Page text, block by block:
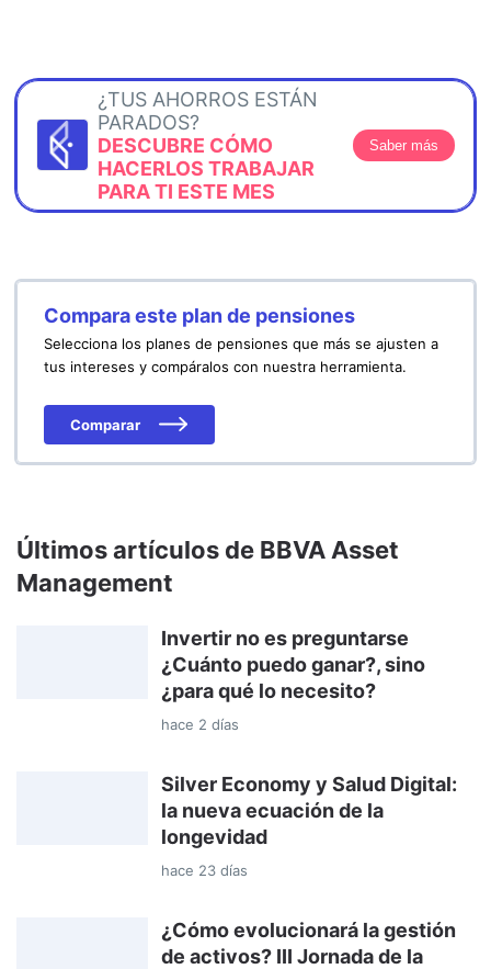
¿TUS AHORROS ESTÁN
PARADOS?
DESCUBRE CÓMO
HACERLOS TRABAJAR
PARA TI ESTE MES
Saber más
Compara este plan de pensiones
Selecciona los planes de pensiones que más se ajusten a
tus intereses y compáralos con nuestra herramienta.
Comparar
Últimos artículos de BBVA Asset
Management
Invertir no es preguntarse
¿Cuánto puedo ganar?, sino
¿para qué lo necesito?
hace 2 días
Silver Economy y Salud Digital:
la nueva ecuación de la
longevidad
hace 23 días
¿Cómo evolucionará la gestión
de activos? III Jornada de la